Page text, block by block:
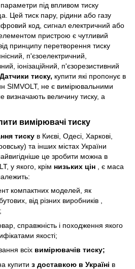
параметри під впливом тиску
Цей тиск пару, рідини або газу
код, сигнал електричний або
пристрою є чутливий
принципу перетворення тиску
п'єзоелектричний,
іонізаційний, п'єзорезистивний
Датчики тиску, купити які пропонує в
SIMVOLT, не є вимірювальними
визначають величину тиску, а
вимірювачі тиску
тиску в Києві, Одесі, Харкові,
та інших містах України
це зробити можна в
у якого, крім низьких цін , є маса
компактних моделей, як
від різних виробників ,
справжність і походження якого
якості;
всіх вимірювачів тиску;
купити з доставкою в Україні в